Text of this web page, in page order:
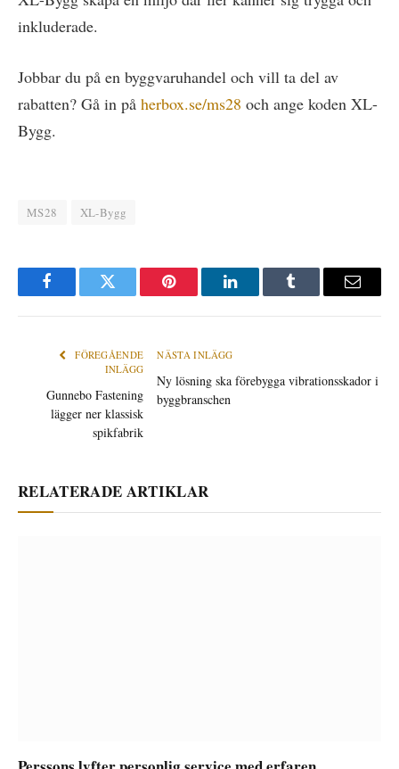
inkluderade.
Jobbar du på en byggvaruhandel och vill ta del av
rabatten? Gå in på herbox.se/ms28 och ange koden XL-
Bygg.
MS28 XL-Bygg
FacebookTwitter Pinterest LinkedInTumblr
E-
FÖREGÅENDE
INLÄGG
Gunnebo Fastening
lägger ner klassisk
spikfabrik
NÄSTA INLÄGG
Ny lösning ska förebygga vibrationsskador i
byggbranschen
RELATERADE ARTIKLAR